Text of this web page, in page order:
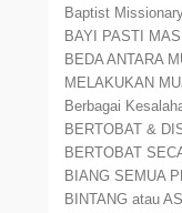
Baptist
BAYI PASTI
BEDA ANTARA
MELAKUKAN
Berbagai
BERTOBAT &
BERTOBAT
BIANG SEMUA
BINTANG atau